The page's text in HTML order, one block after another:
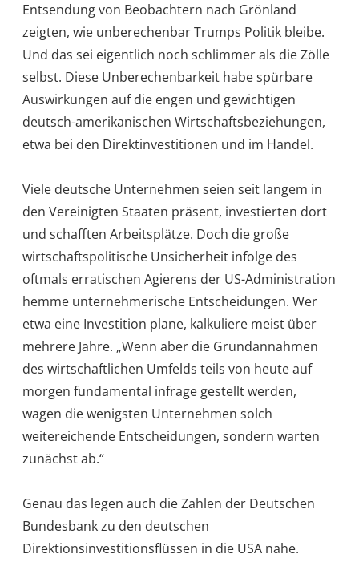
Entsendung von Beobachtern nach Grönland
zeigten, wie unberechenbar Trumps Politik bleibe.
Und das sei eigentlich noch schlimmer als die Zölle
selbst. Diese Unberechenbarkeit habe spürbare
Auswirkungen auf die engen und gewichtigen
deutsch-amerikanischen Wirtschaftsbeziehungen,
etwa bei den Direktinvestitionen und im Handel.
Viele deutsche Unternehmen seien seit langem in
den Vereinigten Staaten präsent, investierten dort
und schafften Arbeitsplätze. Doch die große
wirtschaftspolitische Unsicherheit infolge des
oftmals erratischen Agierens der US-Administration
hemme unternehmerische Entscheidungen. Wer
etwa eine Investition plane, kalkuliere meist über
mehrere Jahre. „Wenn aber die Grundannahmen
des wirtschaftlichen Umfelds teils von heute auf
morgen fundamental infrage gestellt werden,
wagen die wenigsten Unternehmen solch
weitereichende Entscheidungen, sondern warten
zunächst ab.“
Genau das legen auch die Zahlen der Deutschen
Bundesbank zu den deutschen
Direktionsinvestitionsflüssen in die USA nahe.